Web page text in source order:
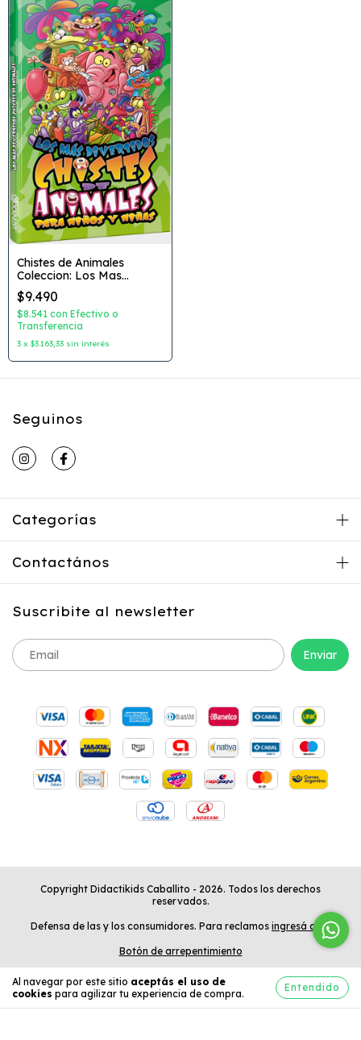
Al navegar por este sitio aceptás el uso de
cookies para agilizar tu experiencia de compra.
Entendido
Chistes de Animales
Coleccion: Los Mas
Divertidos...para Niños y
Niñas Dibujante: Rodolfo
Mutuverria Editorial:
Latinbooks
$9.490
$8.541 con Efectivo o
Transferencia
3 x $3.163,33 sin interés
Seguinos
Categorías
Contactános
Suscribite al newsletter
Copyright Didactikids Caballito - 2026. Todos los derechos
reservados.
Defensa de las y los consumidores. Para reclamos ingresá acá.
Botón de arrepentimiento